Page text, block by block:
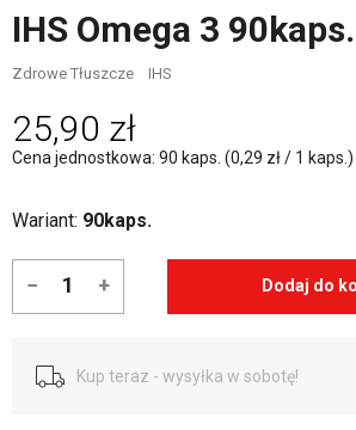
IHS Omega 3 90kaps.
Zdrowe Tłuszcze IHS
25,90 zł
Cena jednostkowa: 90 kaps. (0,29 zł / 1 kaps.)
Wariant: 90kaps.
− + Dodaj do
Kup teraz - wysyłka w sobotę!